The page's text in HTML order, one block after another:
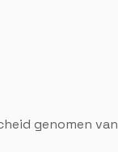
genomen van